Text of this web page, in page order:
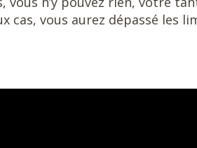
cas, vous aurez dépassé les